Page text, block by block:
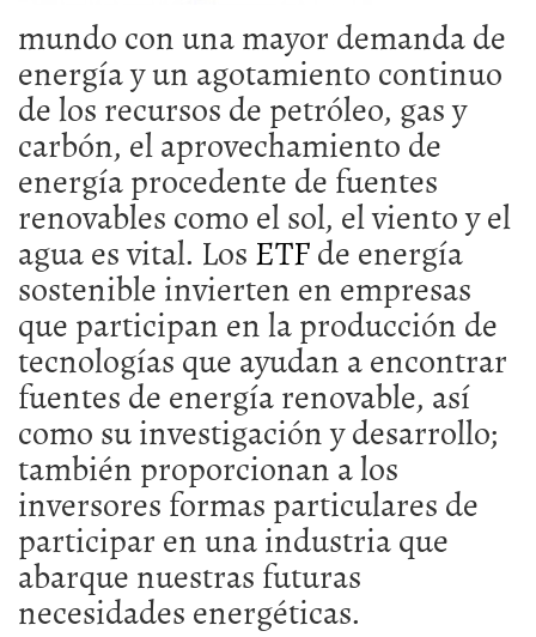
mundo con una mayor demanda de
energía y un agotamiento continuo
de los recursos de petróleo, gas y
carbón, el aprovechamiento de
energía procedente de fuentes
renovables como el sol, el viento y el
agua es vital. LosETFde energía
sostenible invierten en empresas
que participan en la producción de
tecnologías que ayudan a encontrar
fuentes de energía renovable, así
como su investigación y desarrollo;
también proporcionan a los
inversores formas particulares de
participar en una industria que
abarque nuestras futuras
necesidades energéticas.